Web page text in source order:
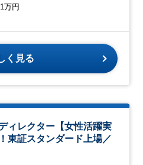
万円
く見る
ィレクター【女性活躍実
東証スタンダード上場／